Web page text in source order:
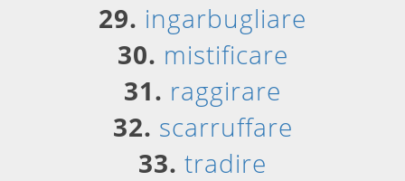
29. ingarbugliare
30. mistificare
31. raggirare
32. scarruffare
33. tradire